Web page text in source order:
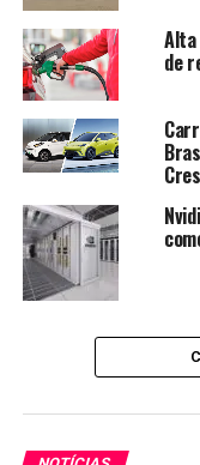
➡️Margens de
por uma verdadeira
operacionais
O que está
Outro fator
configuração do
consumidor. A
mais conectada,
Alta
de